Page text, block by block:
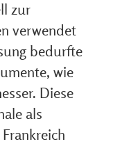
zur
verwendet
bedurfte
wie
Diese
als